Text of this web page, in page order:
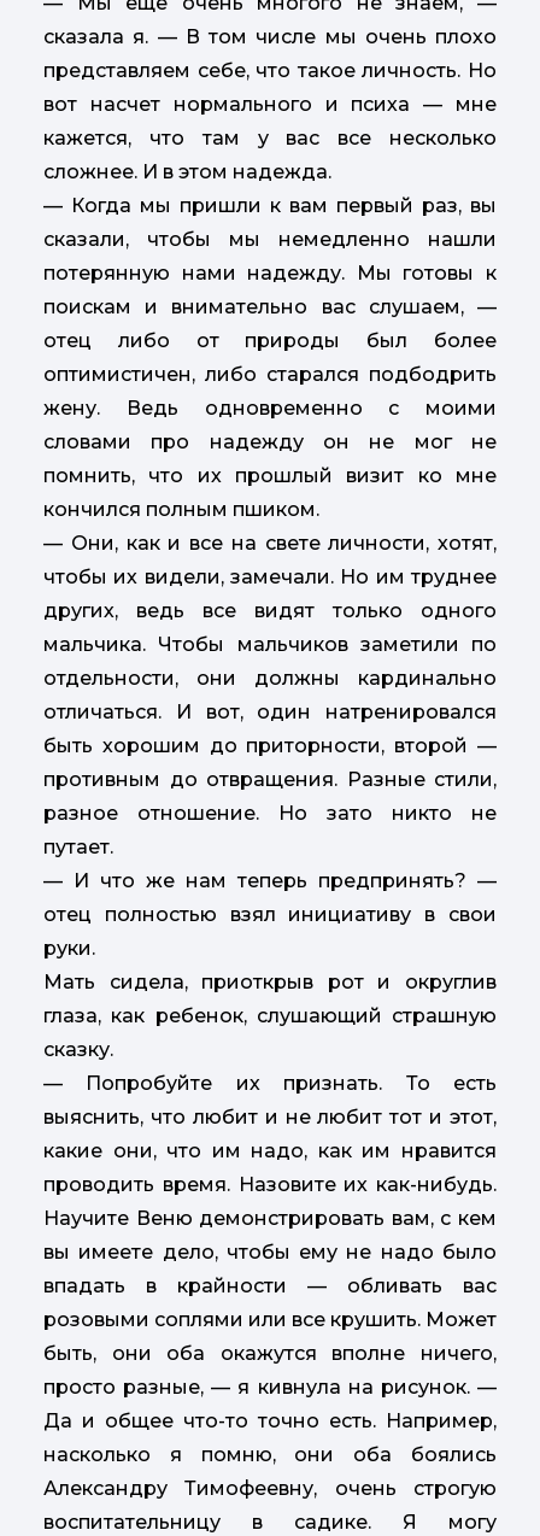
сказала я. — В том числе мы очень плохо
представляем себе, что такое личность. Но
вот насчет нормального и психа — мне
кажется, что там у вас все несколько
сложнее. И в этом надежда.
— Когда мы пришли к вам первый раз, вы
сказали, чтобы мы немедленно нашли
потерянную нами надежду. Мы готовы к
поискам и внимательно вас слушаем, —
отец либо от природы был более
оптимистичен, либо старался подбодрить
жену. Ведь одновременно с моими
словами про надежду он не мог не
помнить, что их прошлый визит ко мне
кончился полным пшиком.
— Они, как и все на свете личности, хотят,
чтобы их видели, замечали. Но им труднее
других, ведь все видят только одного
мальчика. Чтобы мальчиков заметили по
отдельности, они должны кардинально
отличаться. И вот, один натренировался
быть хорошим до приторности, второй —
противным до отвращения. Разные стили,
разное отношение. Но зато никто не
путает.
— И что же нам теперь предпринять? —
отец полностью взял инициативу в свои
руки.
Мать сидела, приоткрыв рот и округлив
глаза, как ребенок, слушающий страшную
сказку.
— Попробуйте их признать. То есть
выяснить, что любит и не любит тот и этот,
какие они, что им надо, как им нравится
проводить время. Назовите их как-нибудь.
Научите Веню демонстрировать вам, с кем
вы имеете дело, чтобы ему не надо было
впадать в крайности — обливать вас
розовыми соплями или все крушить. Может
быть, они оба окажутся вполне ничего,
просто разные, — я кивнула на рисунок. —
Да и общее что-то точно есть. Например,
насколько я помню, они оба боялись
Александру Тимофеевну, очень строгую
воспитательницу в садике. Я могу